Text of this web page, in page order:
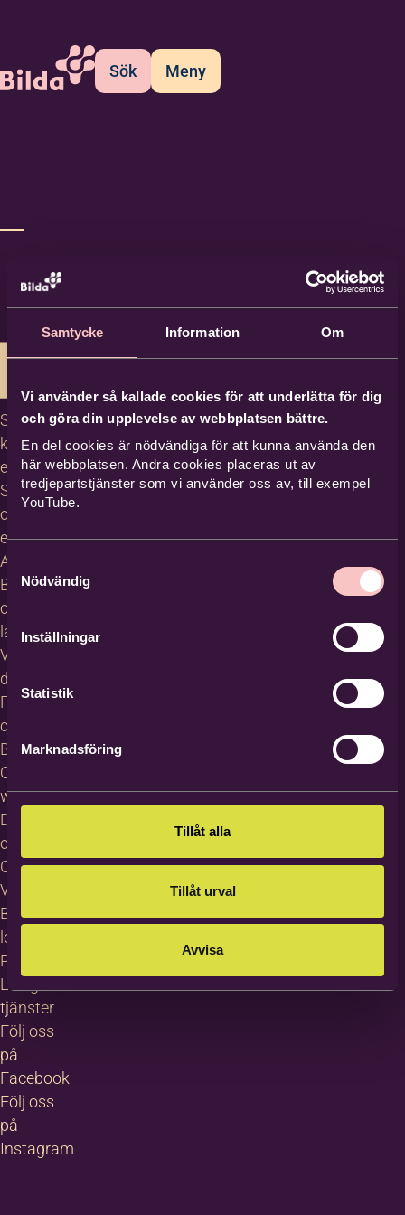
Samtycke Information Om
Vi använder så kallade cookies för att underlätta för dig
och göra din upplevelse av webbplatsen bättre.
En del cookies är nödvändiga för att kunna använda den
här webbplatsen. Andra cookies placeras ut av
tredjepartstjänster som vi använder oss av, till exempel
YouTube.
Samtyckesval
Nödvändig
Inställningar
Statistik
Marknadsföring
Tillåt alla
Tillåt urval
Avvisa
Sök Meny
Studiecirklar,
kurser och
evenemang
Studiematerial
och
erbjudanden
About
Bilda in
other
languages
Villkor för
deltagare
För
cirkelledare
Blanketter
Om
webbplatsen
Dataskydd
och GDPR
Cookies
Visselblåsning
Bildas
logotyp
Pressrum
Lediga
tjänster
Följ oss
på
Facebook
Följ oss
på
Instagram